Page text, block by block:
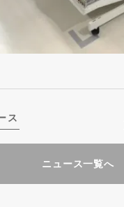
ス
ニュース一覧へ